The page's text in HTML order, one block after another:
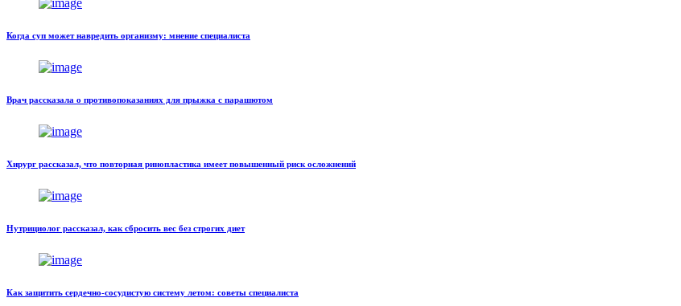
Когда суп может навредить организму: мнение специалиста
Врач рассказала о противопоказаниях для прыжка с парашютом
Хирург рассказал, что повторная ринопластика имеет повышенный риск осложнений
Нутрициолог рассказал, как сбросить вес без строгих диет
Как защитить сердечно-сосудистую систему летом: советы специалиста